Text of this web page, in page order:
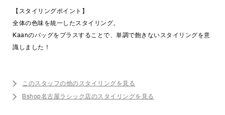
【スタイリングポイント】
全体の色味を統一したスタイリング。
Kaanのバッグをプラスすることで、単調で飽きないスタイリングを意
識しました！
このスタッフの他のスタイリングを見る
Bshop名古屋ラシック店のスタイリングを見る